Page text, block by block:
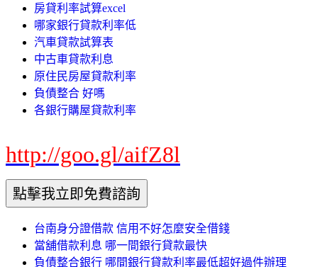
房貸利率試算excel
哪家銀行貸款利率低
汽車貸款試算表
中古車貸款利息
原住民房屋貸款利率
負債整合 好嗎
各銀行購屋貸款利率
http://goo.gl/aifZ8l
台南身分證借款 信用不好怎麼安全借錢
當舖借款利息 哪一間銀行貸款最快
負債整合銀行 哪間銀行貸款利率最低超好過件辦理